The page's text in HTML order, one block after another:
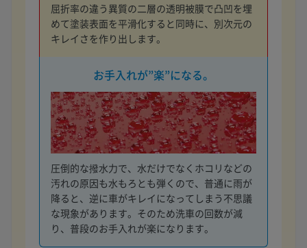
屈折率の違う異質の二層の透明被膜で凸凹を埋
めて塗装表面を平滑化すると同時に、別次元の
キレイさを作り出します。
お手入れが”楽”になる。
圧倒的な撥水力で、水だけでなくホコリなどの
汚れの原因も水もろとも弾くので、普通に雨が
降ると、逆に車がキレイになってしまう不思議
な現象があります。そのため洗車の回数が減
り、普段のお手入れが楽になります。